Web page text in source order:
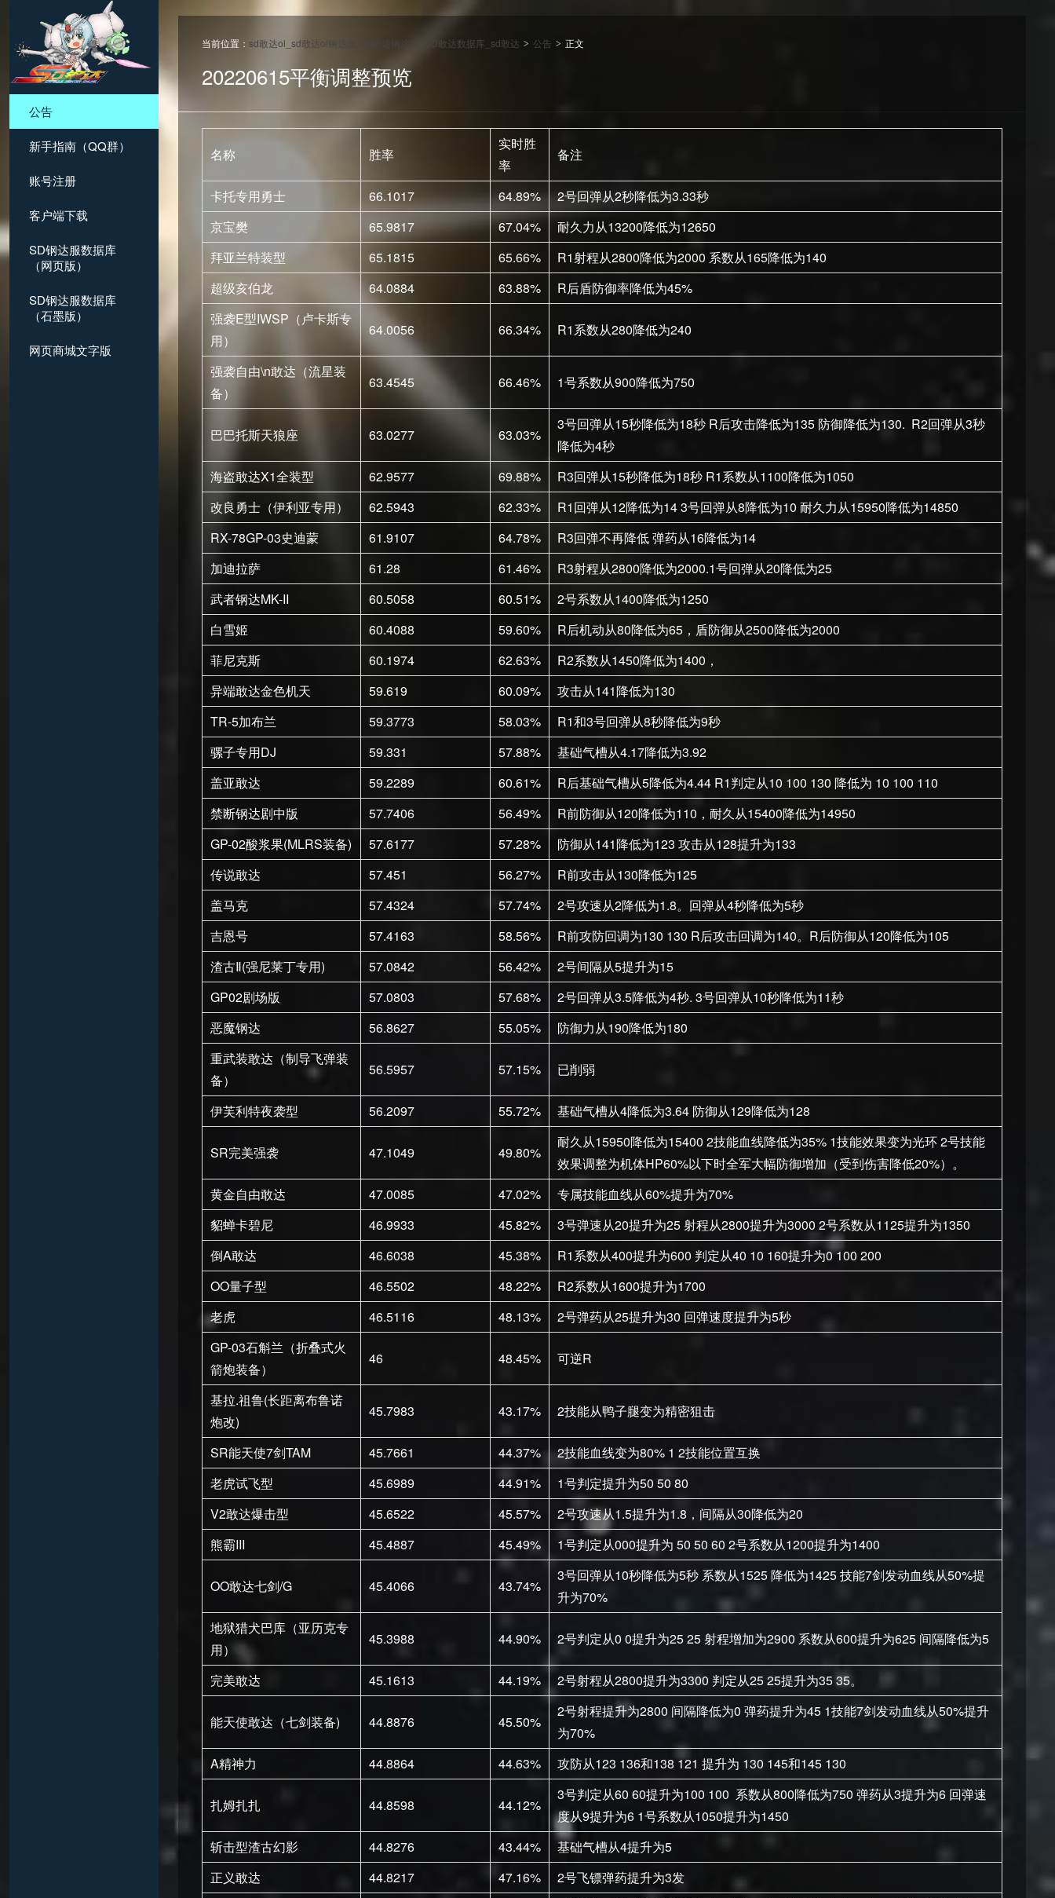
公告
新手指南（QQ群）
账号注册
客户端下载
SD钢达服数据库
（网页版）
SD钢达服数据库
（石墨版）
网页商城文字版
当前位置： sd敢达ol_sd敢达ol钢达服_sd敢达钢达服_SD敢达数据库_sd敢达 > 公告 > 正文
20220615平衡调整预览
名称 胜率
实时胜
率
备注
卡托专用勇士 66.1017 64.89%
2号回弹从2秒降低为3.33秒
京宝樊
65.9817 67.04%
耐久力从13200降低为12650
拜亚兰特装型
65.1815 65.66%
R1射程从2800降低为2000 系数从165降低为140
超级亥伯龙
64.0884 63.88%
R后盾防御率降低为45%
强袭E型IWSP（卢卡斯专
用）
64.0056 66.34% R1系数从280降低为240
强袭自由\n敢达（流星装
备）
63.4545 66.46% 1号系数从900降低为750
巴巴托斯天狼座 63.0277 63.03%
3号回弹从15秒降低为18秒 R后攻击降低为135 防御降低为130. R2回弹从3秒
降低为4秒
海盗敢达X1全装型
62.9577 69.88%
R3回弹从15秒降低为18秒 R1系数从1100降低为1050
改良勇士（伊利亚专用）
62.5943 62.33%
R1回弹从12降低为14 3号回弹从8降低为10 耐久力从15950降低为14850
RX-78GP-03史迪蒙
61.9107 64.78%
R3回弹不再降低 弹药从16降低为14
加迪拉萨
61.28 61.46%
R3射程从2800降低为2000.1号回弹从20降低为25
武者钢达MK-II
60.5058 60.51%
2号系数从1400降低为1250
白雪姬
60.4088 59.60%
R后机动从80降低为65，盾防御从2500降低为2000
菲尼克斯
60.1974 62.63%
R2系数从1450降低为1400，
异端敢达金色机天
59.619 60.09%
攻击从141降低为130
TR-5加布兰
59.3773 58.03%
R1和3号回弹从8秒降低为9秒
骡子专用DJ
59.331 57.88%
基础气槽从4.17降低为3.92
盖亚敢达
59.2289 60.61%
R后基础气槽从5降低为4.44 R1判定从10 100 130 降低为 10 100 110
禁断钢达剧中版
57.7406 56.49%
R前防御从120降低为110，耐久从15400降低为14950
GP-02酸浆果(MLRS装备)
57.6177 57.28%
防御从141降低为123 攻击从128提升为133
传说敢达
57.451 56.27%
R前攻击从130降低为125
盖马克
57.4324 57.74%
2号攻速从2降低为1.8。回弹从4秒降低为5秒
吉恩号
57.4163 58.56%
R前攻防回调为130 130 R后攻击回调为140。R后防御从120降低为105
渣古Ⅱ(强尼莱丁专用)
57.0842 56.42%
2号间隔从5提升为15
GP02剧场版
57.0803 57.68%
2号回弹从3.5降低为4秒. 3号回弹从10秒降低为11秒
恶魔钢达
56.8627 55.05%
防御力从190降低为180
重武装敢达（制导飞弹装
备）
56.5957 57.15% 已削弱
伊芙利特夜袭型 56.2097 55.72% 基础气槽从4降低为3.64 防御从129降低为128
SR完美强袭 47.1049 49.80%
耐久从15950降低为15400 2技能血线降低为35% 1技能效果变为光环 2号技能
效果调整为机体HP60%以下时全军大幅防御增加（受到伤害降低20%）。
黄金自由敢达
47.0085 47.02%
专属技能血线从60%提升为70%
貂蝉卡碧尼
46.9933 45.82%
3号弹速从20提升为25 射程从2800提升为3000 2号系数从1125提升为1350
倒A敢达
46.6038 45.38%
R1系数从400提升为600 判定从40 10 160提升为0 100 200
OO量子型
46.5502 48.22%
R2系数从1600提升为1700
老虎
46.5116 48.13%
2号弹药从25提升为30 回弹速度提升为5秒
GP-03石斛兰（折叠式火
箭炮装备）
46 48.45% 可逆R
基拉.祖鲁(长距离布鲁诺
炮改)
45.7983 43.17% 2技能从鸭子腿变为精密狙击
SR能天使7剑TAM 45.7661 44.37%
2技能血线变为80% 1 2技能位置互换
老虎试飞型
45.6989 44.91%
1号判定提升为50 50 80
V2敢达爆击型
45.6522 45.57%
2号攻速从1.5提升为1.8，间隔从30降低为20
熊霸III
45.4887 45.49% 1号判定从000提升为 50 50 60 2号系数从1200提升为1400
OO敢达七剑/G 45.4066 43.74%
3号回弹从10秒降低为5秒 系数从1525 降低为1425 技能7剑发动血线从50%提
升为70%
地狱猎犬巴库（亚历克专
用）
45.3988 44.90% 2号判定从0 0提升为25 25 射程增加为2900 系数从600提升为625 间隔降低为5
完美敢达 45.1613 44.19% 2号射程从2800提升为3300 判定从25 25提升为35 35。
能天使敢达（七剑装备) 44.8876 45.50%
2号射程提升为2800 间隔降低为0 弹药提升为45 1技能7剑发动血线从50%提升
为70%
A精神力
44.8864 44.63% 攻防从123 136和138 121 提升为 130 145和145 130
扎姆扎扎 44.8598 44.12%
3号判定从60 60提升为100 100 系数从800降低为750 弹药从3提升为6 回弹速
度从9提升为6 1号系数从1050提升为1450
斩击型渣古幻影
44.8276 43.44%
基础气槽从4提升为5
正义敢达
44.8217 47.16% 2号飞镖弹药提升为3发